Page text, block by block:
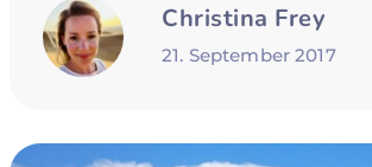
Christina Frey
21. September 2017